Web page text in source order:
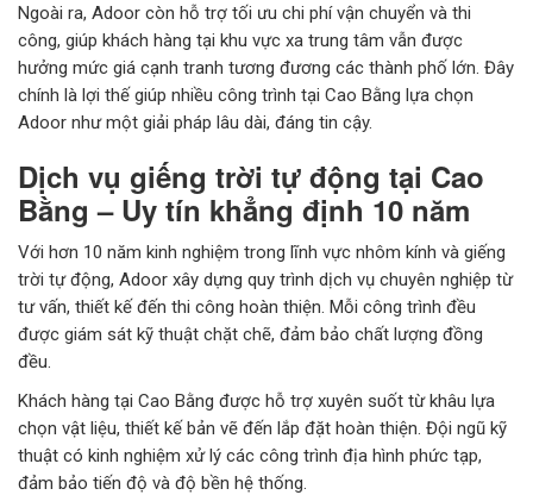
Ngoài ra, Adoor còn hỗ trợ tối ưu chi phí vận chuyển và thi
công, giúp khách hàng tại khu vực xa trung tâm vẫn được
hưởng mức giá cạnh tranh tương đương các thành phố lớn. Đây
chính là lợi thế giúp nhiều công trình tại Cao Bằng lựa chọn
Adoor như một giải pháp lâu dài, đáng tin cậy.
Dịch vụ giếng trời tự động tại Cao
Bằng – Uy tín khẳng định 10 năm
Với hơn 10 năm kinh nghiệm trong lĩnh vực nhôm kính và giếng
trời tự động, Adoor xây dựng quy trình dịch vụ chuyên nghiệp từ
tư vấn, thiết kế đến thi công hoàn thiện. Mỗi công trình đều
được giám sát kỹ thuật chặt chẽ, đảm bảo chất lượng đồng
đều.
Khách hàng tại Cao Bằng được hỗ trợ xuyên suốt từ khâu lựa
chọn vật liệu, thiết kế bản vẽ đến lắp đặt hoàn thiện. Đội ngũ kỹ
thuật có kinh nghiệm xử lý các công trình địa hình phức tạp,
đảm bảo tiến độ và độ bền hệ thống.